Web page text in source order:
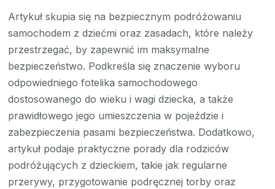
Artykuł skupia się na bezpiecznym podróżowaniu
samochodem z dziećmi oraz zasadach, które należy
przestrzegać, by zapewnić im maksymalne
bezpieczeństwo. Podkreśla się znaczenie wyboru
odpowiedniego fotelika samochodowego
dostosowanego do wieku i wagi dziecka, a także
prawidłowego jego umieszczenia w pojeździe i
zabezpieczenia pasami bezpieczeństwa. Dodatkowo,
artykuł podaje praktyczne porady dla rodziców
podróżujących z dzieckiem, takie jak regularne
przerywy, przygotowanie podręcznej torby oraz